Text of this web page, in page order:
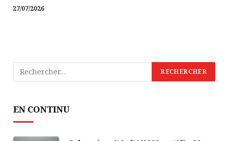
27/07/2026
EN CONTINU